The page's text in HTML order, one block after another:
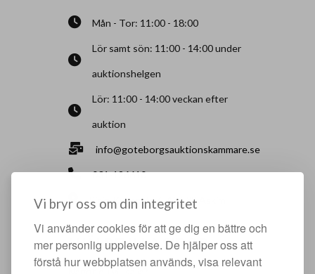
Vi bryr oss om din integritet
Vi använder cookies för att ge dig en bättre och
mer personlig upplevelse. De hjälper oss att
förstå hur webbplatsen används, visa relevant
Mån - Tor: 11:00 - 18:00
Lör samt sön: 11:00 - 14:00 under
auktionshelgen
Lör: 11:00 - 14:00 veckan efter
auktion
info@goteborgsauktionskammare.se
031-126610
Sisjö Kullegata 6, 436 32 Askim
HJÄLPFULLA SIDOR
Något du vill sälja?